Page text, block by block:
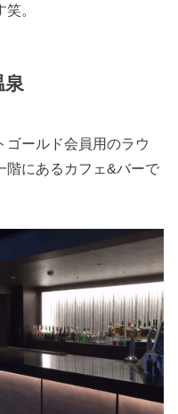
。
泉
ゴールド会員用のラウ
階にあるカフェ&バーで